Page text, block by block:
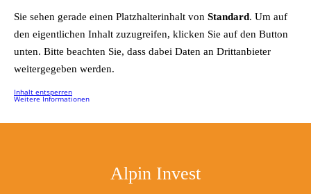
Sie sehen gerade einen Platzhalterinhalt von Standard. Um auf
den eigentlichen Inhalt zuzugreifen, klicken Sie auf den Button
unten. Bitte beachten Sie, dass dabei Daten an Drittanbieter
weitergegeben werden.
Inhalt entsperren
Weitere Informationen
Alpin Invest